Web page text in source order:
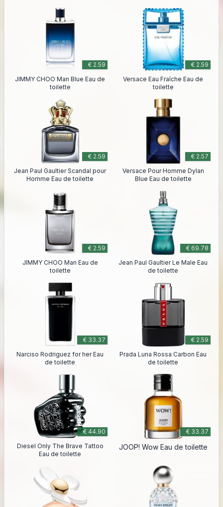
€ 2.59
JIMMY CHOO Man Blue Eau de
toilette
€ 2.59
Versace Eau Fraîche Eau de
toilette
€ 2.59
Jean Paul Gaultier Scandal pour
Homme Eau de toilette
€ 2.57
Versace Pour Homme Dylan
Blue Eau de toilette
€ 2.59
JIMMY CHOO Man Eau de
toilette
€ 69.78
Jean Paul Gaultier Le Male Eau
de toilette
€ 33.37
Narciso Rodriguez for her Eau
de toilette
€ 2.59
Prada Luna Rossa Carbon Eau
de toilette
€ 44.90
Diesel Only The Brave Tattoo
Eau de toilette
€ 33.37
JOOP! Wow Eau de toilette